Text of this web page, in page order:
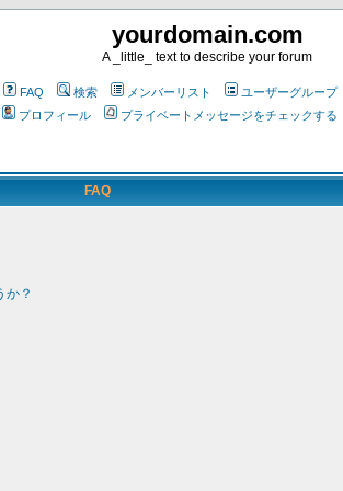
yourdomain.com
A _little_ text to describe your forum
FAQ 検索 メンバーリスト ユーザーグループ
プロフィール
プライベートメッセージをチェックする
FAQ
か？